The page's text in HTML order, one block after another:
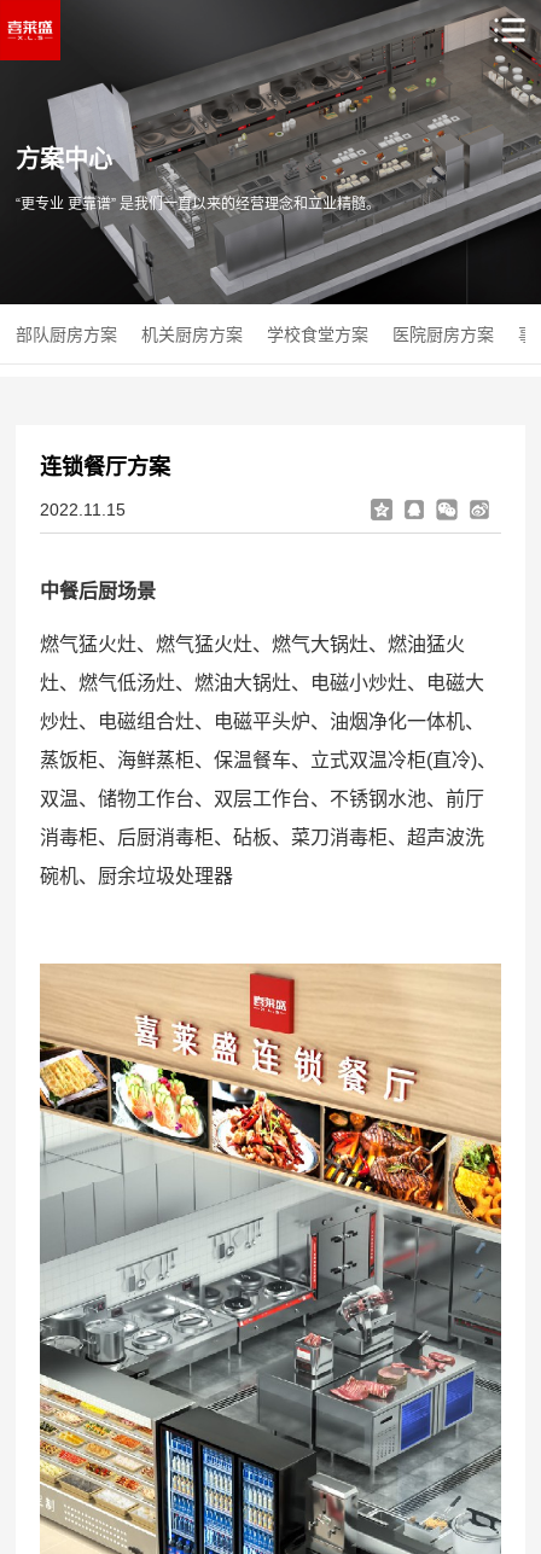
方案中心
“更专业 更靠谱” 是我们一直以来的经营理念和立业精髓。
部队厨房方案 机关厨房方案 学校食堂方案 医院厨房方案 事
连锁餐厅方案
2022.11.15
中餐后厨场景
燃气猛火灶、燃气猛火灶、燃气大锅灶、燃油猛火
灶、燃气低汤灶、燃油大锅灶、电磁小炒灶、电磁大
炒灶、电磁组合灶、电磁平头炉、油烟净化一体机、
蒸饭柜、海鲜蒸柜、保温餐车、立式双温冷柜(直冷)、
双温、储物工作台、双层工作台、不锈钢水池、前厅
消毒柜、后厨消毒柜、砧板、菜刀消毒柜、超声波洗
碗机、厨余垃圾处理器